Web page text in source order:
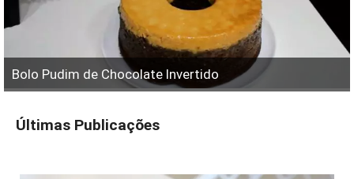
Bolo Pudim de Chocolate Invertido
Últimas Publicações